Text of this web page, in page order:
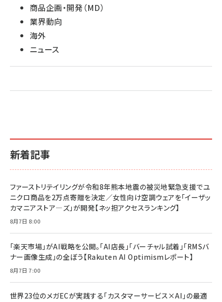
商品企画・開発（MD）
業界動向
海外
ニュース
新着記事
ファーストリテイリングが令和8年熊本地震の被災地緊急支援でユ
ニクロ商品を2万点寄贈を決定／女性向け空調ウェアを「イーザッ
カマニアストア―ズ」が開発【ネッ担アクセスランキング】
8月7日 8:00
「楽天市場」がAI戦略を公開。「AI店長」「バーチャル試着」「RMSバ
ナー画像生成」の全ぼう【Rakuten AI Optimismレポート】
8月7日 7:00
世界23位のメガECが実践する「カスタマーサービス×AI」の最適